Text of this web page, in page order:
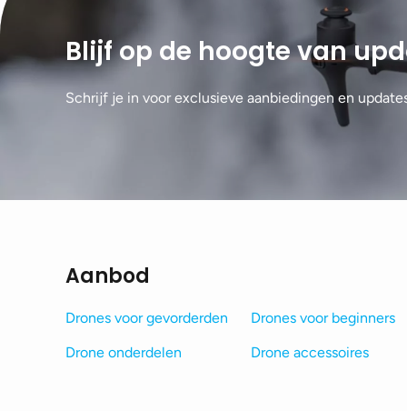
Blijf op de hoogte van
Schrijf je in voor exclusieve aanbiedingen en
Aanbod
Drones voor gevorderden Drones voor beginners
Drone onderdelen
Drone accessoires